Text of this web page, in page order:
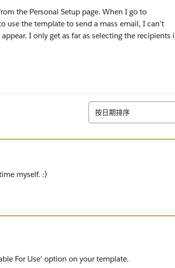
the Personal Setup page. When I go to
use the template to send a mass email, I can't
I only get as far as selecting the recipients
排序
按日期排序
myself. :)
For Use' option on your template.